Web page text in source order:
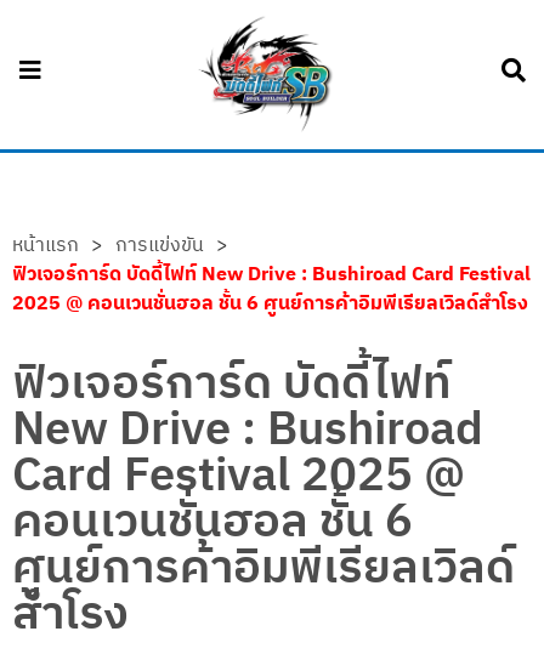
หน้าแรก > การแข่งขัน >
ฟิวเจอร์การ์ด บัดดี้ไฟท์ New Drive : Bushiroad Card Festival
2025 @ คอนเวนชั่นฮอล ชั้น 6 ศูนย์การค้าอิมพีเรียลเวิลด์สำโรง
ฟิวเจอร์การ์ด บัดดี้ไฟท์
New Drive : Bushiroad
Card Festival 2025 @
คอนเวนชั่นฮอล ชั้น 6
ศูนย์การค้าอิมพีเรียลเวิลด์
สำโรง